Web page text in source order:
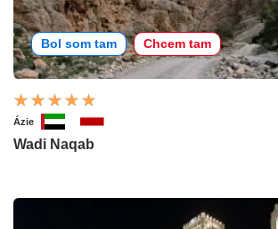
Bol som tam Chcem tam
Ázie
Wadi Naqab